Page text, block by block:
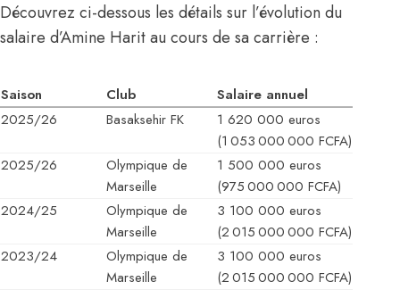
Découvrez ci-dessous les détails sur l’évolution du
salaire d’Amine Harit au cours de sa carrière :
Saison Club
Salaire annuel
2025/26
Basaksehir FK
1 620 000 euros
(1 053 000 000 FCFA)
2025/26
Olympique de
Marseille
1 500 000 euros
(975 000 000 FCFA)
2024/25
Olympique de
Marseille
3 100 000 euros
(2 015 000 000 FCFA)
2023/24
Olympique de
Marseille
3 100 000 euros
(2 015 000 000 FCFA)